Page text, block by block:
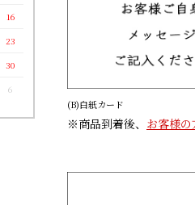
16
23
30
6
(B)白紙カード
※商品到着後、 お客様